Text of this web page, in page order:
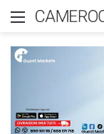
Menu